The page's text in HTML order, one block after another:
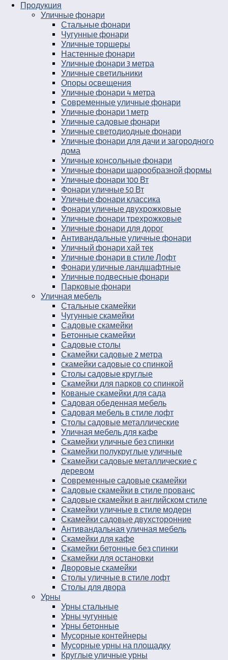
Продукция
Уличные фонари
Стальные фонари
Чугунные фонари
Уличные торшеры
Настенные фонари
Уличные фонари 3 метра
Уличные светильники
Опоры освещения
Уличные фонари 4 метра
Современные уличные фонари
Уличные фонари 1 метр
Уличные садовые фонари
Уличные светодиодные фонари
Уличные фонари для дачи и загородного
дома
Уличные консольные фонари
Уличные фонари шарообразной формы
Уличные фонари 100 Вт
Фонари уличные 50 Вт
Уличные фонари классика
Фонари уличные двухрожковые
Уличные фонари трехрожковые
Уличные фонари для дорог
Антивандальные уличные фонари
Уличный фонари хай тек
Уличные фонари в стиле Лофт
Фонари уличные ландшафтные
Уличные подвесные фонари
Парковые фонари
Уличная мебель
Стальные скамейки
Чугунные скамейки
Садовые скамейки
Бетонные скамейки
Садовые столы
Скамейки садовые 2 метра
Cкамейки садовые со спинкой
Столы садовые круглые
Скамейки для парков со спинкой
Кованые скамейки для сада
Садовая обеденная мебель
Садовая мебель в стиле лофт
Столы садовые металлические
Уличная мебель для кафе
Скамейки уличные без спинки
Скамейки полукруглые уличные
Скамейки садовые металлические с
деревом
Современные садовые скамейки
Садовые скамейки в стиле прованс
Садовые скамейки в английском стиле
Скамейки уличные в стиле модерн
Скамейки садовые двухсторонние
Антивандальная уличная мебель
Скамейки для кафе
Скамейки бетонные без спинки
Скамейки для остановки
Дворовые скамейки
Столы уличные в стиле лофт
Столы для двора
Урны
Урны стальные
Урны чугунные
Урны бетонные
Мусорные контейнеры
Мусорные урны на площадку
Круглые уличные урны